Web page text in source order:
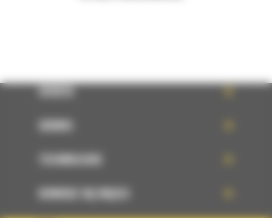
OFERTA
SERWIS
TECHNOLOGIE
DOWIEDZ SIĘ WIĘCEJ